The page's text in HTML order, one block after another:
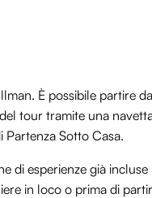
È possibile partire
tour tramite una
Sotto Casa.
di esperienze già
in loco o prima di